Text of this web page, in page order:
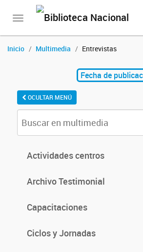
Toggle
Inicio Multimedia Entrevistas
Fecha de
OCULTAR MENÚ
Actividades centros
Archivo Testimonial
Capacitaciones
Ciclos y Jornadas